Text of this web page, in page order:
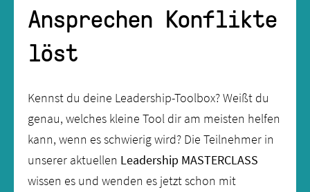
Ansprechen Konflikte
löst
Kennst du deine Leadership-Toolbox? Weißt du
genau, welches kleine Tool dir am meisten helfen
kann, wenn es schwierig wird? Die Teilnehmer in
unserer aktuellen Leadership MASTERCLASS
wissen es und wenden es jetzt schon mit